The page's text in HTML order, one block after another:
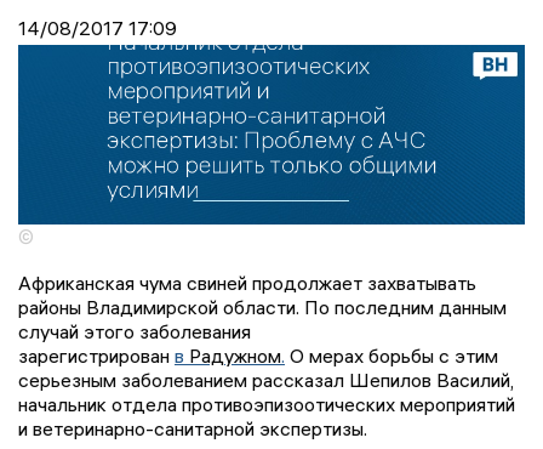
14/08/2017 17:09
©
Африканская чума свиней продолжает захватывать
районы Владимирской области. По последним данным
случай этого заболевания
зарегистрирован в Радужном. О мерах борьбы с этим
серьезным заболеванием рассказал Шепилов Василий,
начальник отдела противоэпизоотических мероприятий
и ветеринарно-санитарной экспертизы.